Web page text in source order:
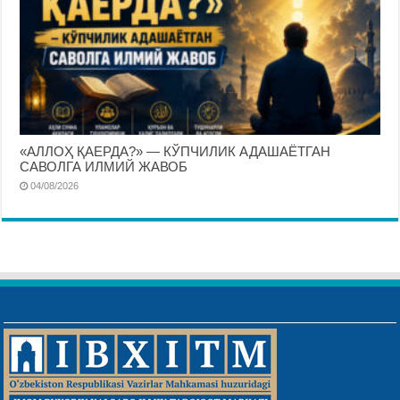
«АЛЛОҲ ҚАЕРДА?» — КЎПЧИЛИК АДАШАЁТГАН
САВОЛГА ИЛМИЙ ЖАВОБ
04/08/2026